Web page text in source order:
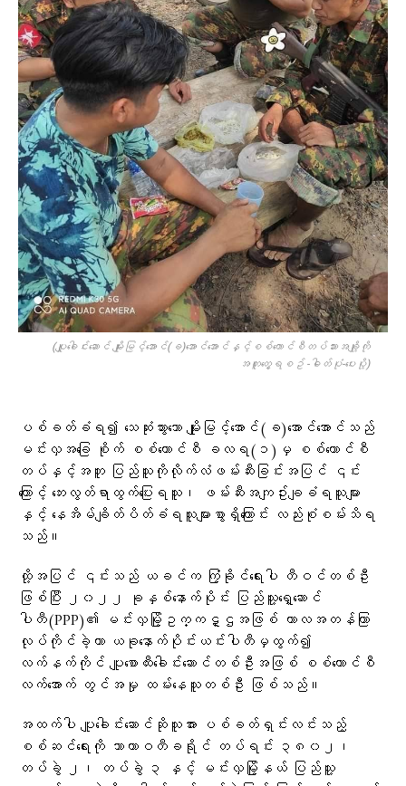
(ပျူခေါင်းဆောင် မျိုးမြင့်အောင်(ခ)အောင်အောင်နှင့်စစ်ကောင်စီတပ်သားအချို့ကို
အတူတွေ့ရစဥ် -ဓါတ်ပုံ-ပေးပို့)
ပစ်ခတ်ခံရ၍ သေဆုံးသွားသော မျိုးမြင့်အောင်(ခ)အောင်အောင်သည်
မင်းလှအခြေ စိုက် စစ်ကောင်စီ ခလရ(၁)မှ စစ်ကောင်စီ
တပ်နှင့်အတူ ပြည်သူကိုလိုက်လံဖမ်းဆီးခြင်းအပြင် ၎င်း
ကြောင့် ဘေးလွတ်ရာထွက်ပြေးရသူ၊ ဖမ်းဆီးအကျဥ်းချခံရသူများ
နှင့် နေအိမ်ချိတ်ပိတ်ခံရသူများစွာရှိကြောင်း လည်းစုံစမ်းသိရ
သည်။
ထို့အပြင် ၎င်းသည် ယခင်က ကြံ့ခိုင်ရေးပါ တီဝင်တစ်ဦး
ဖြစ်ပြီး ၂၀၂၂ ခုနှစ်နောက်ပိုင်း ပြည်သူ့ရှေ့ဆောင်
ပါတီ(PPP)၏ မင်းလှမြို့ဥက္ကဋ္ဌအဖြစ် ကာလအတန်ကြာ
လုပ်ကိုင်ခဲ့ကာ ယခုနောက်ပိုင်းယင်းပါတီမှထွက်၍
လက်နက်ကိုင် ပျူစောထီးခေါင်းဆောင်တစ်ဦးအဖြစ် စစ်ကောင်စီ
လက်အောက် တွင်အမှု ထမ်းနေသူတစ်ဦး ဖြစ်သည်။
အထက်ပါ ပျူခေါင်းဆောင်ဆိုသူအား ပစ်ခတ်ရှင်းလင်းသည့်
စစ်ဆင်ရေးကို သာယာဝတီခရိုင် တပ်ရင်း ၃၈၀၂၊
တပ်ခွဲ ၂၊ တပ်ခွဲ ၃ နှင့် မင်းလှမြို့နယ် ပြည်သူ့